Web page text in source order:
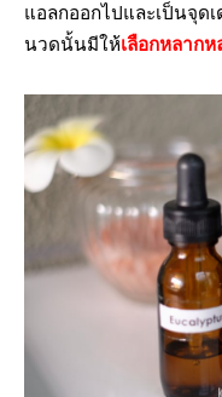
แอลกออกไปและเป็นจุ
นวดนั้นมีให้เลือกหลาก